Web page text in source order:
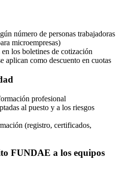
número de personas trabajadoras
microempresas)
los boletines de cotización
aplican como descuento en cuotas
profesional
al puesto y a los riesgos
(registro, certificados,
FUNDAE a los equipos